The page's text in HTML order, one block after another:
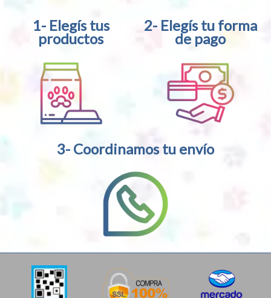
1- Elegís tus
productos
2- Elegís tu forma
de pago
3- Coordinamos tu envío